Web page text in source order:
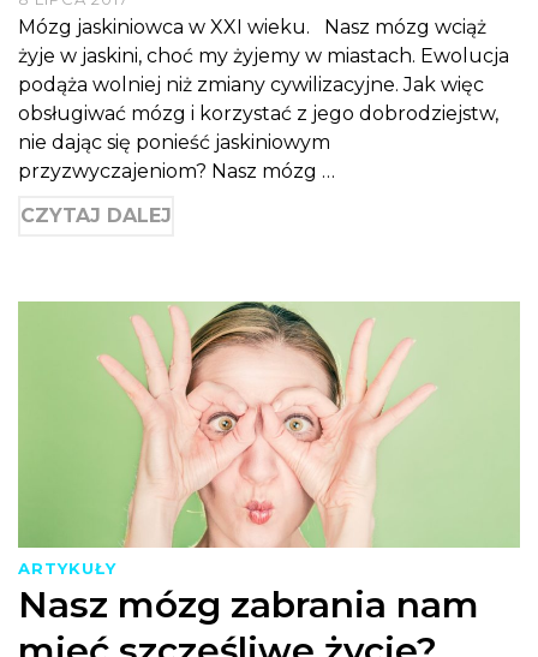
Mózg jaskiniowca w XXI wieku. Nasz mózg wciąż
żyje w jaskini, choć my żyjemy w miastach. Ewolucja
podąża wolniej niż zmiany cywilizacyjne. Jak więc
obsługiwać mózg i korzystać z jego dobrodziejstw,
nie dając się ponieść jaskiniowym
przyzwyczajeniom? Nasz mózg …
CZYTAJ DALEJ
ARTYKUŁY
Nasz mózg zabrania nam